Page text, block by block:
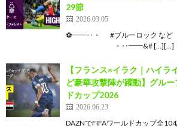
29節
2026.03.05
⚽━━‥・ #ブルーロック
⠀⠀⠀⠀⠀⠀⠀⠀⠀・‥━━&# […][…]
【フランス×イラク｜ハイラ
ど豪華攻撃陣が躍動】グル
ドカップ2026
2026.06.23
DAZNでFIFAワールドカップ全